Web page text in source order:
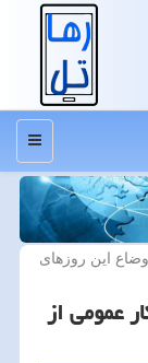
منو
این روزهای
عمومی از